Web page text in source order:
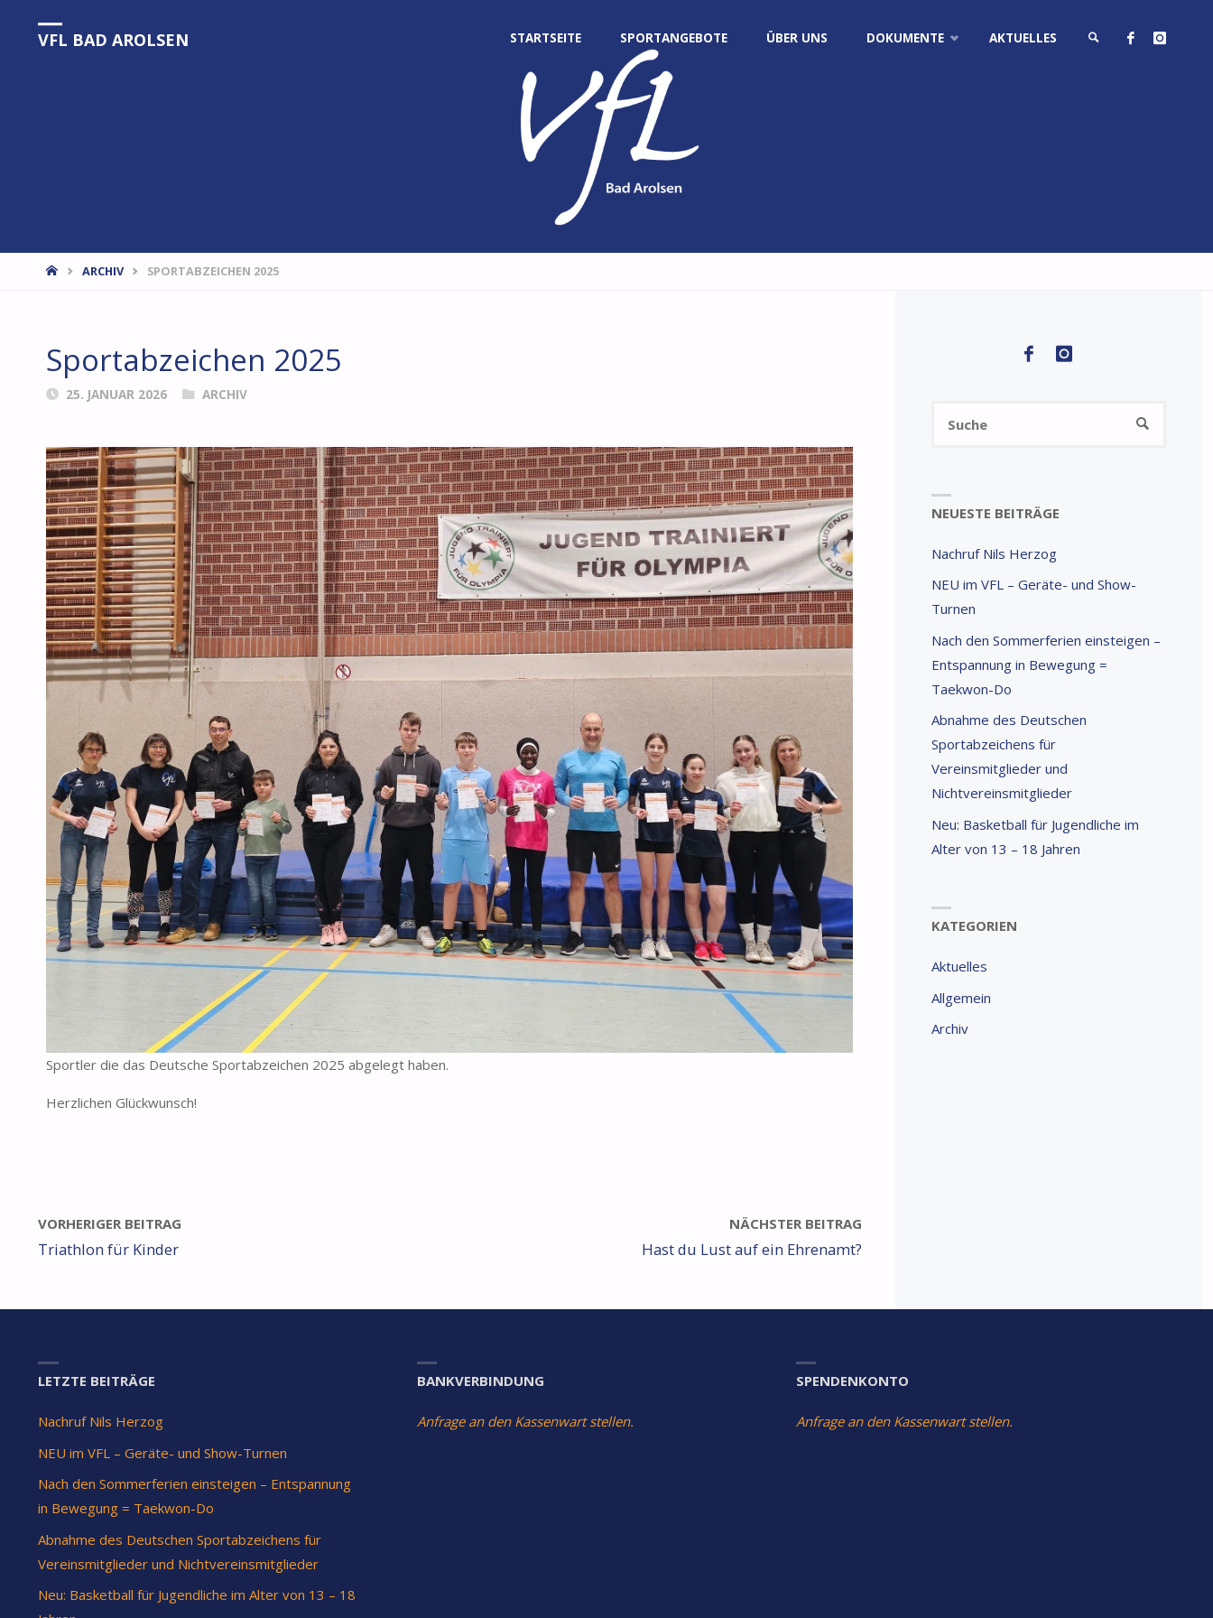
VFL BAD AROLSEN
Inhalt
springen
STARTSEITE SPORTANGEBOTE ÜBER UNS DOKUMENTE AKTUELLES
STARTARCHIV SPORTABZEICHEN 2025
Sportabzeichen 2025
25. JANUAR 2026 ARCHIV
Sportler die das Deutsche Sportabzeichen 2025 abgelegt haben.
Herzlichen Glückwunsch!
VORHERIGER BEITRAG
Triathlon für Kinder
NÄCHSTER BEITRAG
Hast du Lust auf ein Ehrenamt?
SUCHE
NEUESTE BEITRÄGE
Nachruf Nils Herzog
NEU im VFL – Geräte- und Show-
Turnen
Nach den Sommerferien einsteigen –
Entspannung in Bewegung =
Taekwon-Do
Abnahme des Deutschen
Sportabzeichens für
Vereinsmitglieder und
Nichtvereinsmitglieder
Neu: Basketball für Jugendliche im
Alter von 13 – 18 Jahren
KATEGORIEN
Aktuelles
Allgemein
Archiv
LETZTE BEITRÄGE
Nachruf Nils Herzog
NEU im VFL – Geräte- und Show-Turnen
Nach den Sommerferien einsteigen – Entspannung
in Bewegung = Taekwon-Do
Abnahme des Deutschen Sportabzeichens für
Vereinsmitglieder und Nichtvereinsmitglieder
Neu: Basketball für Jugendliche im Alter von 13 – 18
BANKVERBINDUNG
Anfrage an den Kassenwart stellen.
SPENDENKONTO
Anfrage an den Kassenwart stellen.